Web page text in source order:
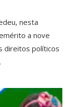
nesta
a nove
direitos políticos